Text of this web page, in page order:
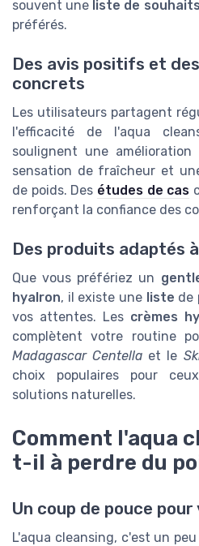
souvent une liste de souhaits
préférés.
Des avis positifs et
concrets
Les utilisateurs partagent
l'efficacité de l'aqua
soulignent une amélioration
sensation de fraîcheur et
de poids. Des études de cas
renforçant la confiance des
Des produits adaptés
Que vous préfériez un
hyalron, il existe une liste de
vos attentes. Les crèmes
complètent votre routine
Madagascar Centella et le
choix populaires pour
solutions naturelles.
Comment l'aqua
t-il à perdre du
Un coup de pouce
L'aqua cleansing, c'est un